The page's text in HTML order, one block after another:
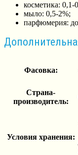
косметика: 0,1-
мыло: 0,5-2%;
парфюмерия:
Фасовка:
Страна-
производитель:
Условия хранения: